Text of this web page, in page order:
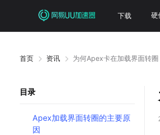
下载 硬
首页 资讯 为何Apex卡在加载界面转圈
目录
Apex加载界面转圈的主要原
因